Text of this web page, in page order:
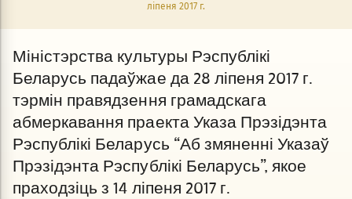
ліпеня 2017 г.
Міністэрства культуры Рэспублікі
Беларусь падаўжае да 28 ліпеня 2017 г.
тэрмін правядзення грамадскага
абмеркавання праекта Указа Прэзідэнта
Рэспублікі Беларусь “Аб змяненні Указаў
Прэзідэнта Рэспублікі Беларусь”, якое
праходзіць з 14 ліпеня 2017 г.